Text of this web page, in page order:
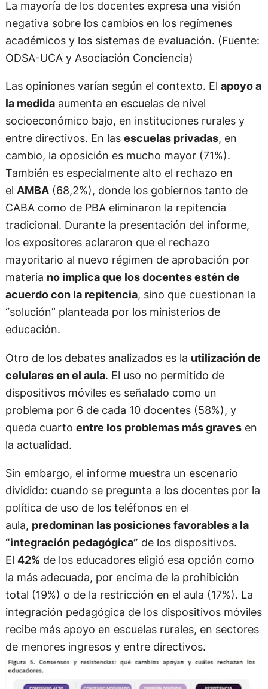
La mayoría de los docentes expresa una visión
negativa sobre los cambios en los regímenes
académicos y los sistemas de evaluación. (Fuente:
ODSA-UCA y Asociación Conciencia)
Las opiniones varían según el contexto. El apoyo a
la medidaaumenta en escuelas de nivel
socioeconómico bajo, en instituciones rurales y
entre directivos. En las escuelas privadas, en
cambio, la oposición es mucho mayor (71%).
También es especialmente alto el rechazo en
el AMBA(68,2%), donde los gobiernos tanto de
CABA como de PBA eliminaron la repitencia
tradicional. Durante la presentación del informe,
los expositores aclararon que el rechazo
mayoritario al nuevo régimen de aprobación por
materia no implica que los docentes estén de
acuerdo con la repitencia, sino que cuestionan la
“solución” planteada por los ministerios de
educación.
Otro de los debates analizados es la utilización de
celulares en el aula. El uso no permitido de
dispositivos móviles es señalado como un
problema por 6 de cada 10 docentes (58%), y
queda cuarto entre los problemas más gravesen
la actualidad.
Sin embargo, el informe muestra un escenario
dividido: cuando se pregunta a los docentes por la
política de uso de los teléfonos en el
aula, predominan las posiciones favorables a la
“integración pedagógica” de los dispositivos.
El 42% de los educadores eligió esa opción como
la más adecuada, por encima de la prohibición
total (19%) o de la restricción en el aula (17%). La
integración pedagógica de los dispositivos móviles
recibe más apoyo en escuelas rurales, en sectores
de menores ingresos y entre directivos.